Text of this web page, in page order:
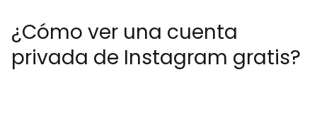
¿Cómo ver una cuenta
privada de Instagram gratis?